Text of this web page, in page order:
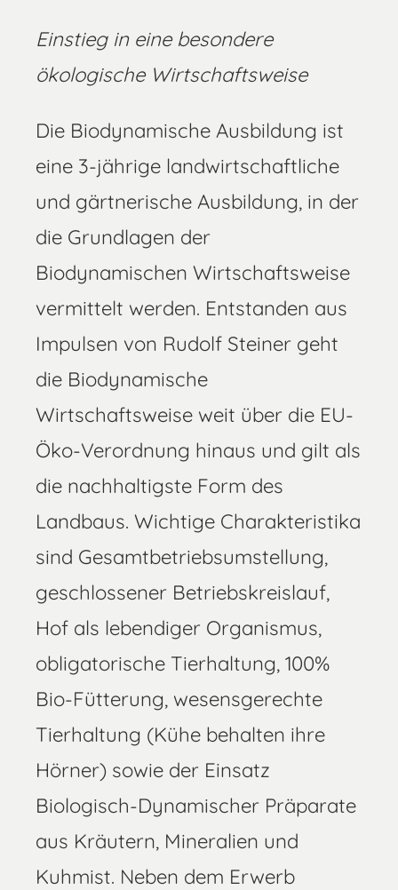
Einstieg in eine besondere
ökologische Wirtschaftsweise
Die Biodynamische Ausbildung ist
eine 3-jährige landwirtschaftliche
und gärtnerische Ausbildung, in der
die Grundlagen der
Biodynamischen Wirtschaftsweise
vermittelt werden. Entstanden aus
Impulsen von Rudolf Steiner geht
die Biodynamische
Wirtschaftsweise weit über die EU-
Öko-Verordnung hinaus und gilt als
die nachhaltigste Form des
Landbaus. Wichtige Charakteristika
sind Gesamtbetriebsumstellung,
geschlossener Betriebskreislauf,
Hof als lebendiger Organismus,
obligatorische Tierhaltung, 100%
Bio-Fütterung, wesensgerechte
Tierhaltung (Kühe behalten ihre
Hörner) sowie der Einsatz
Biologisch-Dynamischer Präparate
aus Kräutern, Mineralien und
Kuhmist. Neben dem Erwerb